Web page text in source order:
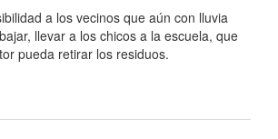
a los vecinos que aún con lluvia
llevar a los chicos a la escuela, que
pueda retirar los residuos.